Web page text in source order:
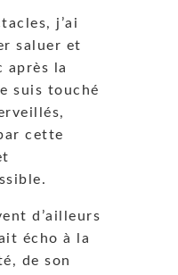
j’ai
saluer et
après la
suis touché
cette
d’ailleurs
écho à la
de son